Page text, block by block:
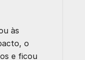
às
o
e ficou